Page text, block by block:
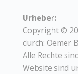
Urheber:
Copyright ©
durch: Oemer
Alle Rechte
Website sind